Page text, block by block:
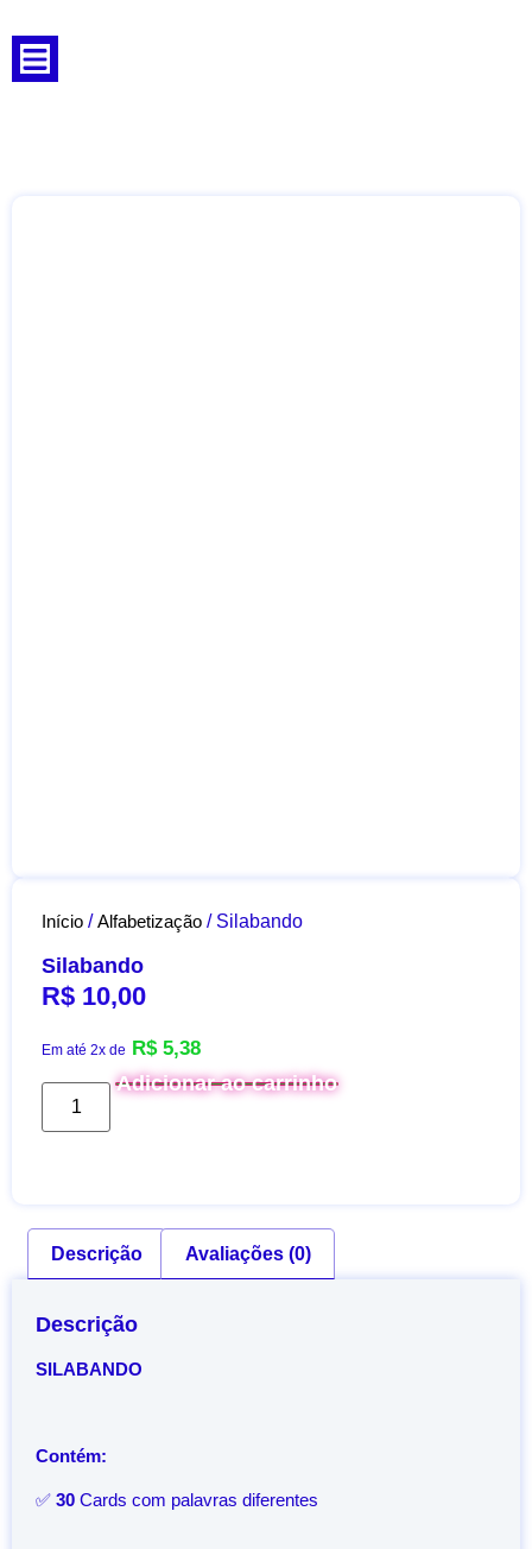
Início /Alfabetização / Silabando
Silabando
R$ 10,00
Em até 2x de R$5,38
Adicionar ao carrinho
Descrição Avaliações (0)
Descrição
SILABANDO
Contém:
✅ 30 Cards com palavras diferentes